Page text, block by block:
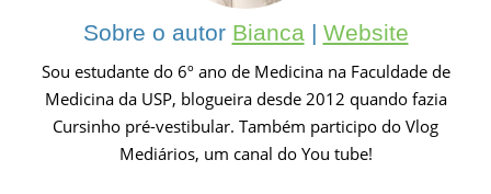
Sobre o autor Bianca| Website
Sou estudante do 6º ano de Medicina na Faculdade de
Medicina da USP, blogueira desde 2012 quando fazia
Cursinho pré-vestibular. Também participo do Vlog
Mediários, um canal do You tube!